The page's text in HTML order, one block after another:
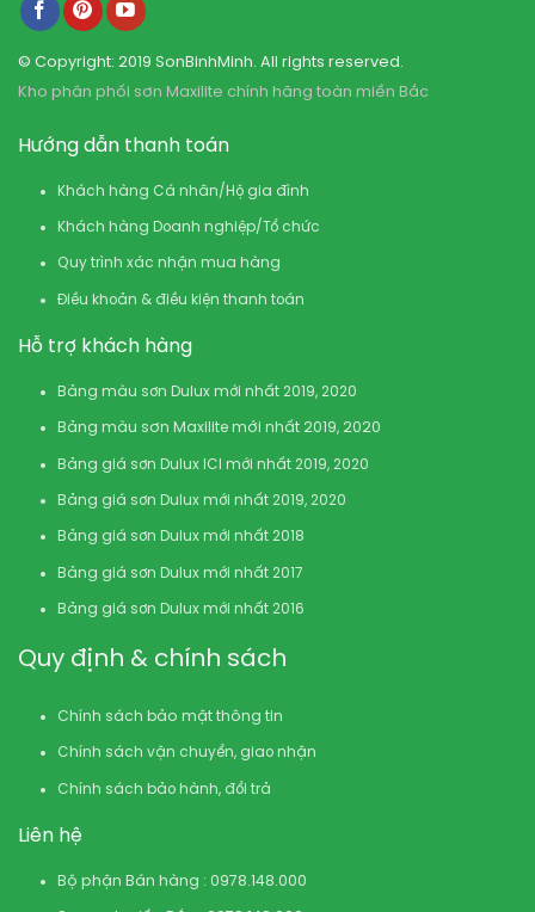
© Copyright: 2019 SonBinhMinh. All rights reserved.
Kho phân phối sơn Maxilite chính hãng toàn miền Bắc
Hướng dẫn thanh toán
Khách hàng Cá nhân/Hộ gia đình
Khách hàng Doanh nghiệp/Tổ chức
Quy trình xác nhận mua hàng
Điều khoản & điều kiện thanh toán
Hỗ trợ khách hàng
Bảng màu sơn Dulux mới nhất 2019, 2020
Bảng màu sơn Maxilite mới nhất 2019, 2020
Bảng giá sơn Dulux ICI mới nhất 2019, 2020
Bảng giá sơn Dulux mới nhất 2019, 2020
Bảng giá sơn Dulux mới nhất 2018
Bảng giá sơn Dulux mới nhất 2017
Bảng giá sơn Dulux mới nhất 2016
Quy định & chính sách
Chính sách bảo mật thông tin
Chính sách vận chuyển, giao nhận
Chính sách bảo hành, đổi trả
Liên hệ
Bộ phận Bán hàng : 0978.148.000